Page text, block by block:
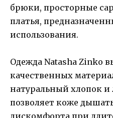
брюки, просторные
платья,
использования.
Одежда Natasha Zinko
качественных
натуральный хлопок и
позволяет коже